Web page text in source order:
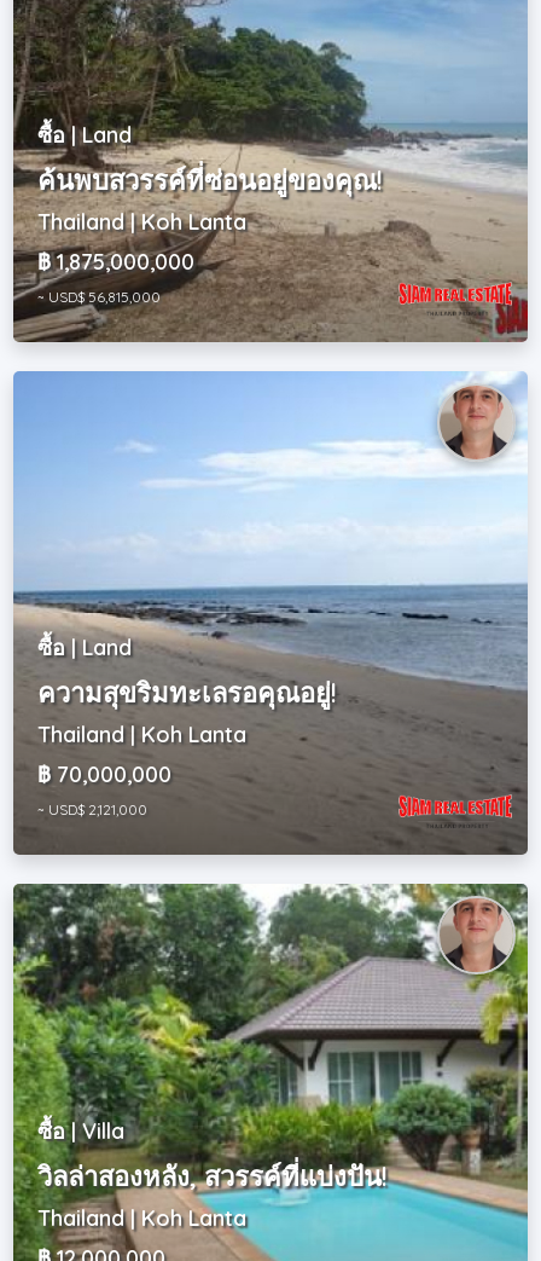
ซื้อ | Land
ค้นพบสวรรค์ที่ซ่อนอยู่ของคุณ!
Thailand | Koh Lanta
฿ 1,875,000,000
~ USD$ 56,815,000
ซื้อ | Land
ความสุขริมทะเลรอคุณอยู่!
Thailand | Koh Lanta
฿ 70,000,000
~ USD$ 2,121,000
ซื้อ | Villa
วิลล่าสองหลัง, สวรรค์ที่แบ่งปัน!
Thailand | Koh Lanta